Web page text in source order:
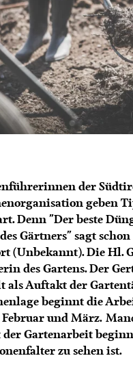
Buffets
der
geben
Denn "Der beste
Gärtners" sagt
(Unbekannt). Die Hl.
des Gartens. Der
als Auftakt der
beginnt die
und März.
Gartenarbeit
zu sehen ist.